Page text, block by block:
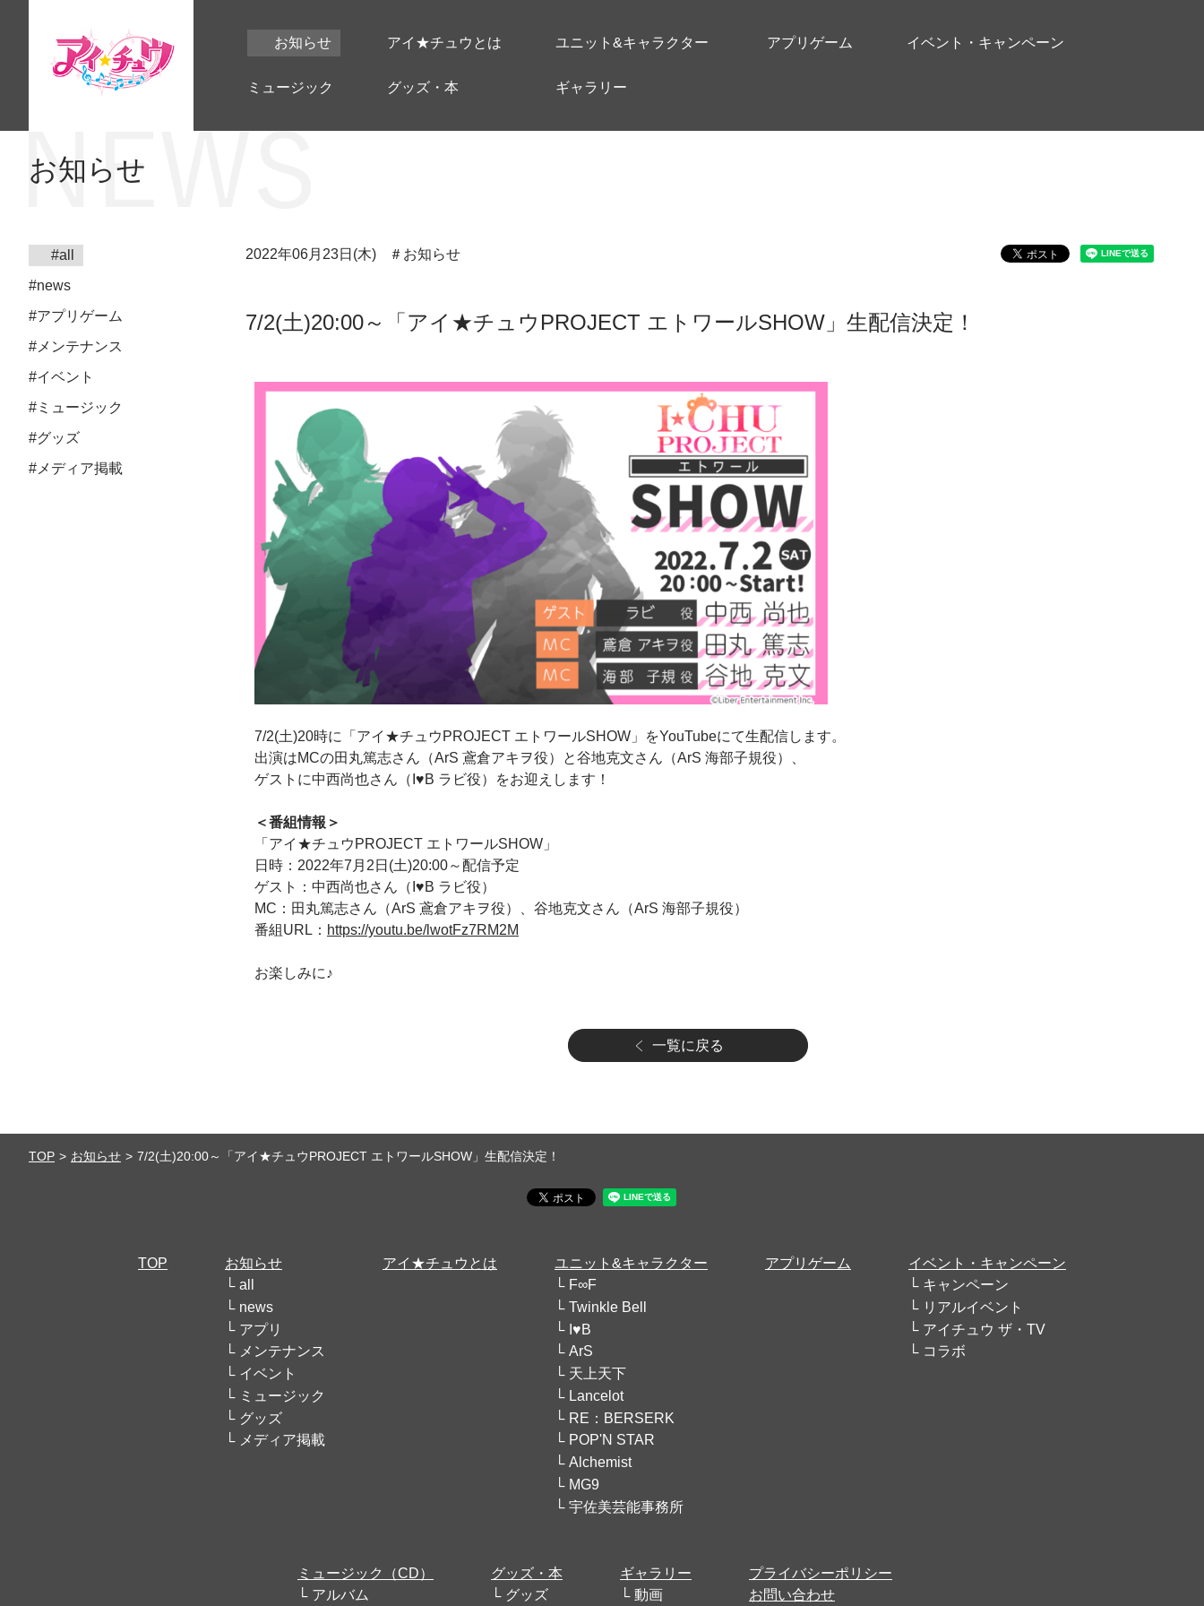
お知らせ アイ★チュウとは ユニット&キャラクター アプリゲーム イベント・キャンペーン
ミュージック グッズ・本 ギャラリー
お知らせ
#all
#news
#アプリゲーム
#メンテナンス
#イベント
#ミュージック
#グッズ
#メディア掲載
2022年06月23日(木) ＃お知らせ
7/2(土)20:00～「アイ★チュウPROJECT エトワールSHOW」生配信決定！
7/2(土)20時に「アイ★チュウPROJECT エトワールSHOW」をYouTubeにて生配信します。
出演はMCの田丸篤志さん（ArS 鳶倉アキヲ役）と谷地克文さん（ArS 海部子規役）、
ゲストに中西尚也さん（I♥B ラビ役）をお迎えします！
＜番組情報＞
「アイ★チュウPROJECT エトワールSHOW」
日時：2022年7月2日(土)20:00～配信予定
ゲスト：中西尚也さん（I♥B ラビ役）
MC：田丸篤志さん（ArS 鳶倉アキヲ役）、谷地克文さん（ArS 海部子規役）
番組URL： https://youtu.be/lwotFz7RM2M
お楽しみに♪
一覧に戻る
TOP お知らせ 7/2(土)20:00～「アイ★チュウPROJECT エトワールSHOW」生配信決定！
TOP
お知らせ
all
news
アプリ
メンテナンス
イベント
ミュージック
グッズ
メディア掲載
アイ★チュウとは
ユニット&キャラクター
F∞F
Twinkle Bell
I♥B
ArS
天上天下
Lancelot
RE：BERSERK
POP'N STAR
Alchemist
MG9
宇佐美芸能事務所
アプリゲーム
イベント・キャンペーン
キャンペーン
リアルイベント
アイチュウ ザ・TV
コラボ
ミュージック（CD）
アルバム
グッズ・本
グッズ
ギャラリー
動画
プライバシーポリシー
お問い合わせ